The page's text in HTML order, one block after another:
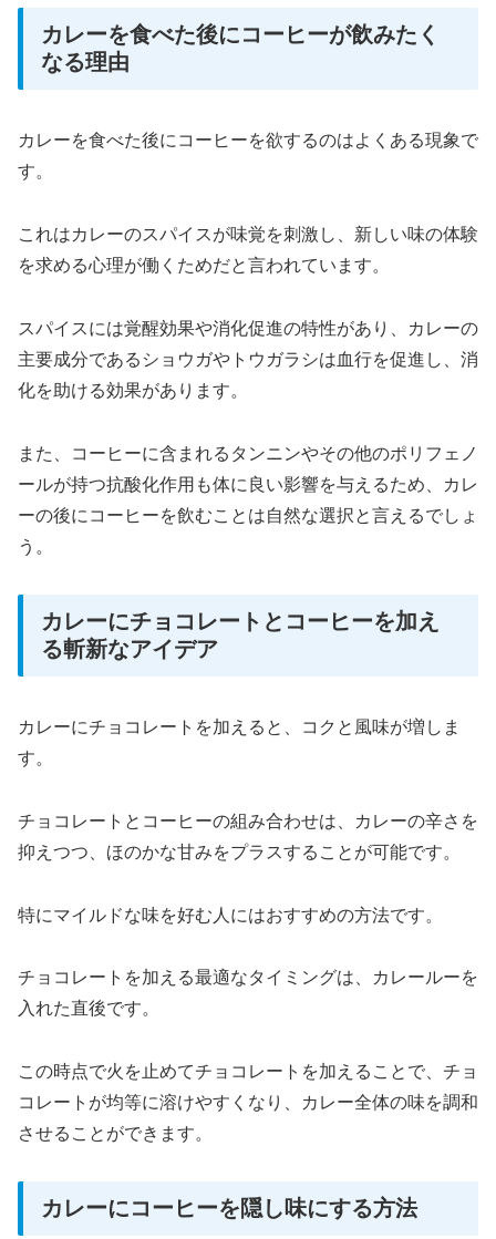
カレーを食べた後にコーヒーが飲みたく
なる理由
カレーを食べた後にコーヒーを欲するのはよくある現象で
す。
これはカレーのスパイスが味覚を刺激し、新しい味の体験
を求める心理が働くためだと言われています。
スパイスには覚醒効果や消化促進の特性があり、カレーの
主要成分であるショウガやトウガラシは血行を促進し、消
化を助ける効果があります。
また、コーヒーに含まれるタンニンやその他のポリフェノ
ールが持つ抗酸化作用も体に良い影響を与えるため、カレ
ーの後にコーヒーを飲むことは自然な選択と言えるでしょ
う。
カレーにチョコレートとコーヒーを加え
る斬新なアイデア
カレーにチョコレートを加えると、コクと風味が増しま
す。
チョコレートとコーヒーの組み合わせは、カレーの辛さを
抑えつつ、ほのかな甘みをプラスすることが可能です。
特にマイルドな味を好む人にはおすすめの方法です。
チョコレートを加える最適なタイミングは、カレールーを
入れた直後です。
この時点で火を止めてチョコレートを加えることで、チョ
コレートが均等に溶けやすくなり、カレー全体の味を調和
させることができます。
カレーにコーヒーを隠し味にする方法